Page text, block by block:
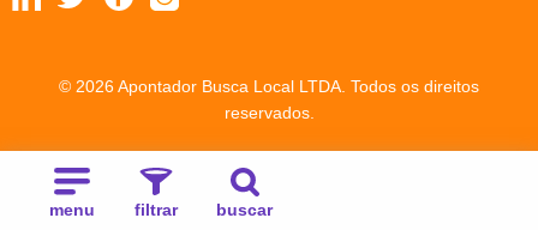
menu filtrar buscar
© 2026 Apontador Busca Local LTDA. Todos os direitos
reservados.